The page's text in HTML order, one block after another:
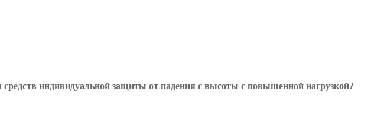
индивидуальной защиты от падения с высоты с повышенной нагрузкой?